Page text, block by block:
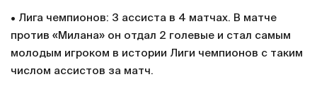
• Лига чемпионов: 3 ассиста в 4 матчах. В матче
против «Милана» он отдал 2 голевые и стал самым
молодым игроком в истории Лиги чемпионов с таким
числом ассистов за матч.